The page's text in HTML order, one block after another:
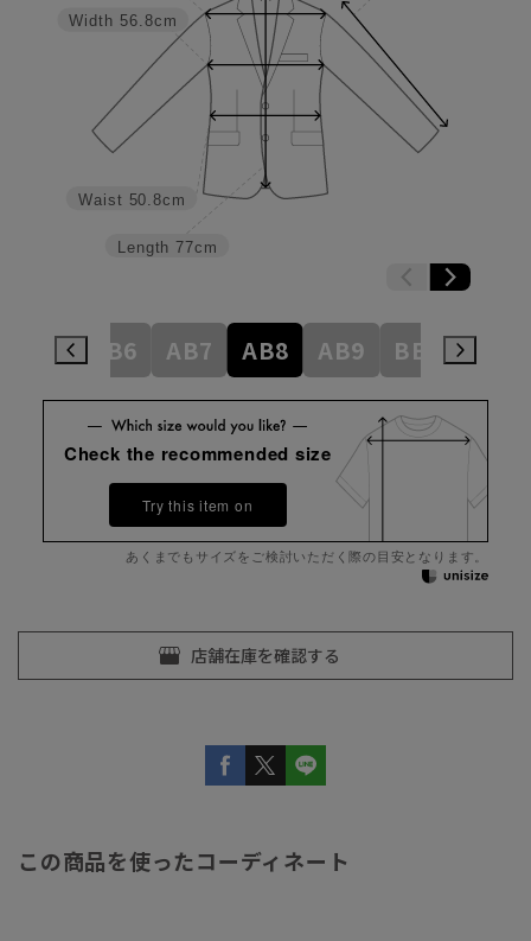
Length 77cm
Waist 50.8cm
Width 56.8cm
AB6 AB7 AB8 AB9 BE3
Check the recommended size
Try this item on
あくまでもサイズをご検討いただく際の目安となります。
この商品を使ったコーディネート